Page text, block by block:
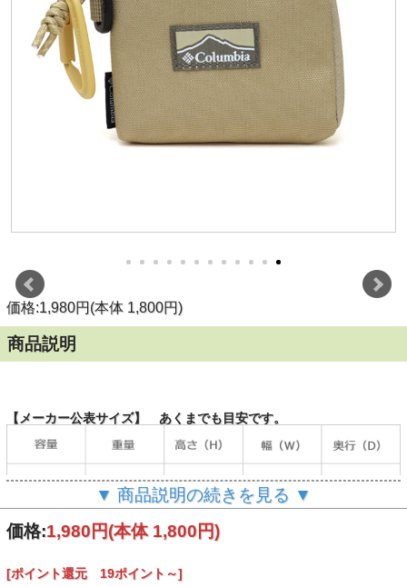
価格:1,980円(本体 1,800円)
商品説明
【メーカー公表サイズ】 あくまでも目安です。
ミニサイズかつ使い勝手の良いウォレット
▼ 商品説明の続きを見る ▼
価格:1,980円(本体 1,800円)
[ポイント還元 19ポイント～]